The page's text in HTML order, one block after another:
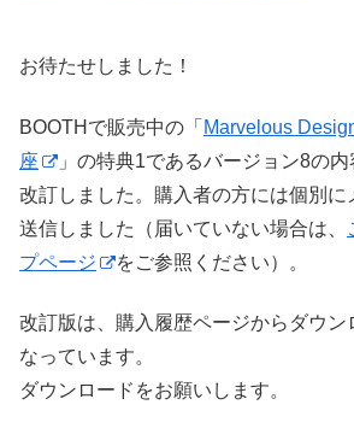
お待たせしました！
BOOTHで販売中の「 Marvelous
座
」の特典1であるバージョン8の
改訂しました。購入者の方には個別に
送信しました（届いていない場合は、
プページ
をご参照ください）。
改訂版は、購入履歴ページからダウン
なっています。
ダウンロードをお願いします。